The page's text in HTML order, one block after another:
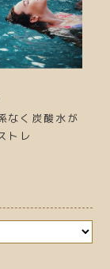
なく炭酸水が
トレ